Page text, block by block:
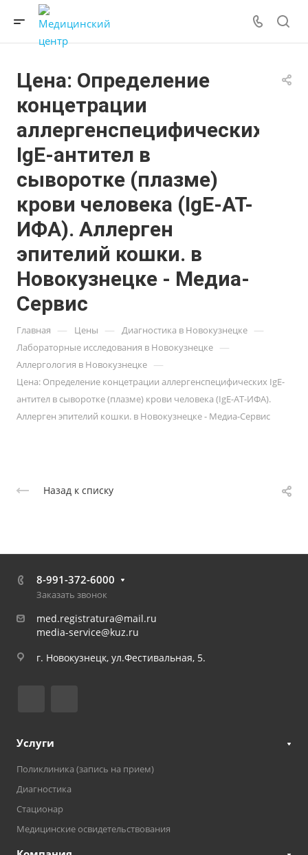
Цена: Определение
концетрации
аллергенспецифических
IgE-антител в
сыворотке (плазме)
крови человека (IgE-АТ-
ИФА). Аллерген
эпителий кошки. в
Новокузнецке - Медиа-
Сервис
Главная — Цены — Диагностика в Новокузнецке —
Лабораторные исследования в Новокузнецке —
Аллергология в Новокузнецке —
Цена: Определение концетрации аллергенспецифических IgE-
антител в сыворотке (плазме) крови человека (IgE-АТ-ИФА).
Аллерген эпителий кошки. в Новокузнецке - Медиа-Сервис
Назад к списку
8-991-372-6000
Заказать звонок
med.registratura@mail.ru
media-service@kuz.ru
г. Новокузнецк, ул.Фестивальная, 5.
Услуги
Поликлиника (запись на прием)
Диагностика
Стационар
Медицинские освидетельствования